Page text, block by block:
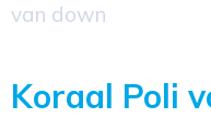
van down
Koraal Poli